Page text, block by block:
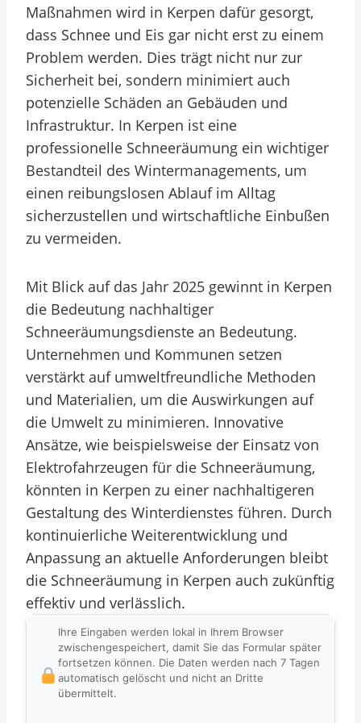
Maßnahmen wird in Kerpen dafür gesorgt,
dass Schnee und Eis gar nicht erst zu einem
Problem werden. Dies trägt nicht nur zur
Sicherheit bei, sondern minimiert auch
potenzielle Schäden an Gebäuden und
Infrastruktur. In Kerpen ist eine
professionelle Schneeräumung ein wichtiger
Bestandteil des Wintermanagements, um
einen reibungslosen Ablauf im Alltag
sicherzustellen und wirtschaftliche Einbußen
zu vermeiden.
Mit Blick auf das Jahr 2025 gewinnt in Kerpen
die Bedeutung nachhaltiger
Schneeräumungsdienste an Bedeutung.
Unternehmen und Kommunen setzen
verstärkt auf umweltfreundliche Methoden
und Materialien, um die Auswirkungen auf
die Umwelt zu minimieren. Innovative
Ansätze, wie beispielsweise der Einsatz von
Elektrofahrzeugen für die Schneeräumung,
könnten in Kerpen zu einer nachhaltigeren
Gestaltung des Winterdienstes führen. Durch
kontinuierliche Weiterentwicklung und
Anpassung an aktuelle Anforderungen bleibt
die Schneeräumung in Kerpen auch zukünftig
effektiv und verlässlich.
Ihre Eingaben werden lokal in Ihrem Browser
zwischengespeichert, damit Sie das Formular später
fortsetzen können. Die Daten werden nach 7 Tagen
automatisch gelöscht und nicht an Dritte
übermittelt.